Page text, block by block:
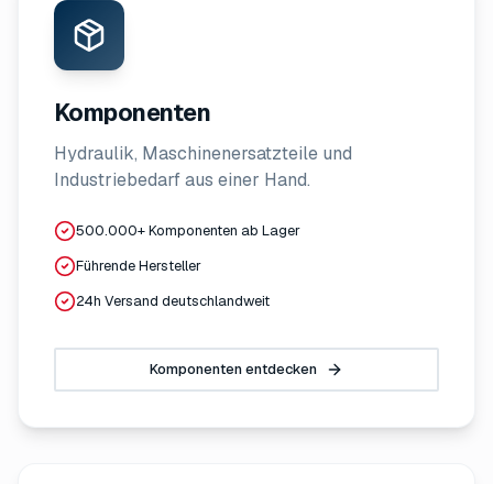
Komponenten
Hydraulik, Maschinenersatzteile und
Industriebedarf aus einer Hand.
500.000+ Komponenten ab Lager
Führende Hersteller
24h Versand deutschlandweit
Komponenten entdecken